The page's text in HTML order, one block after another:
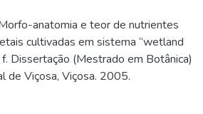
anatomia e teor de nutrientes
cultivadas em sistema “wetland
Dissertação (Mestrado em Botânica)
de Viçosa, Viçosa. 2005.